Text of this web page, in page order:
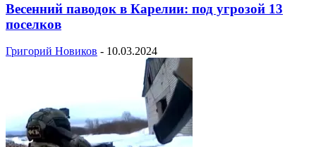
Весенний паводок в Карелии: под угрозой 13
поселков
Григорий Новиков - 10.03.2024